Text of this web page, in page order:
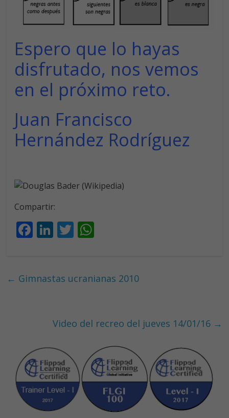
Espero que lo hayas
disfrutado, nos vemos
en el próximo reto.
Juan Francisco
Hernández Rodríguez
Compartir:
F
b
Li
e
T
er s
p
← Gimnastas ucranianas 2010
Video del recreo del jueves 14/01/16 →